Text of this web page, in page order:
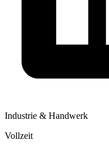
Industrie & Handwerk
Vollzeit